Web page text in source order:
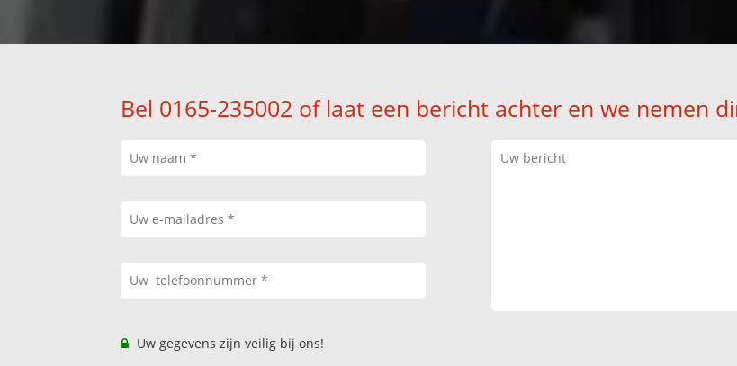
Bel 0165-235002 of laat een bericht achter en we nemen
Uw gegevens zijn veilig bij ons!